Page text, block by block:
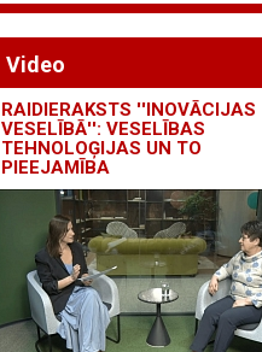
Video
RAIDIERAKSTS ''INOVĀCIJAS
VESELĪBĀ'': VESELĪBAS
TEHNOLOĢIJAS UN TO
PIEEJAMĪBA